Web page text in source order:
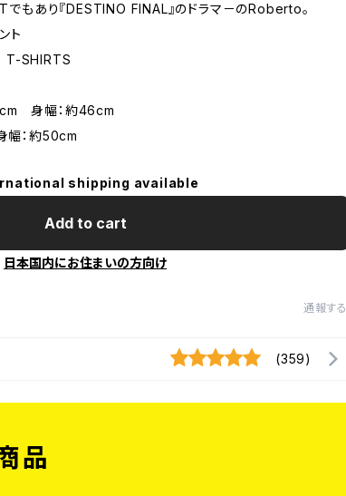
もあり『DESTINO FINAL』のドラマ－のRoberto。
ト
T-SHIRTS
身幅：約46cm
：約50cm
shipping available
Add to cart
日本国内にお住まいの方向け
通報する
(359)
品